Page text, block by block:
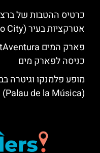
כרטיס ההטבות של
אטרקציות בעיר (Go City)
כניסה לפארק מים
מופע פלמנקו וגיטרה
(Palau de la Música)